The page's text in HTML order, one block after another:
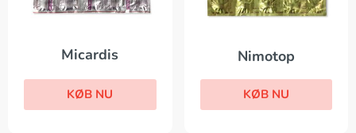
Micardis
KØB NU
Nimotop
KØB NU